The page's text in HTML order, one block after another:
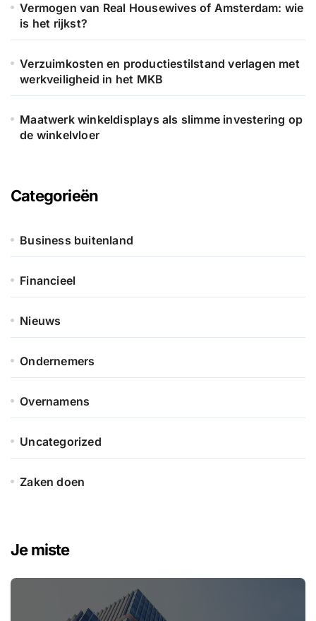
Vermogen van Real Housewives of Amsterdam: wie
is het rijkst?
Verzuimkosten en productiestilstand verlagen met
werkveiligheid in het MKB
Maatwerk winkeldisplays als slimme investering op
de winkelvloer
Categorieën
Business buitenland
Financieel
Nieuws
Ondernemers
Overnamens
Uncategorized
Zaken doen
Je miste